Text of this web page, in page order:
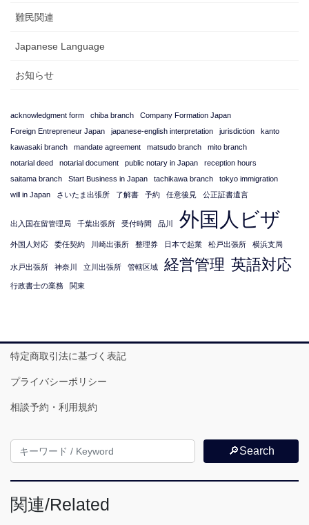
難民関連
Japanese Language
お知らせ
acknowledgment form chiba branch
Company Formation Japan
Foreign Entrepreneur Japan
japanese-english interpretation jurisdiction
kanto
kawasaki branch
mandate agreement matsudo branch
mito branch
notarial deed
notarial document public notary in Japan
reception hours
saitama branch
Start Business in Japan tachikawa branch
tokyo immigration
will in Japan
さいたま出張所 了解書 予約 任意後見 公正証書遺言
出入国在留管理局 千葉出張所 受付時間 品川 外国人ビザ
外国人対応 委任契約 川崎出張所 整理券 日本で起業 松戸出張所 横浜支局
水戸出張所 神奈川 立川出張所 管轄区域 経営管理 英語対応
行政書士の業務 関東
特定商取引法に基づく表記
プライバシーポリシー
相談予約・利用規約
🔎Search
関連/Related